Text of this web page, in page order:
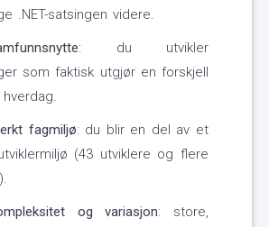
.NET-satsingen videre.
: du utvikler
som faktisk utgjør en forskjell
fagmiljø: du blir en del av et
(43 utviklere og flere
og variasjon: store,